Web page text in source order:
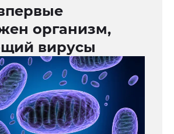
организм,
вирусы